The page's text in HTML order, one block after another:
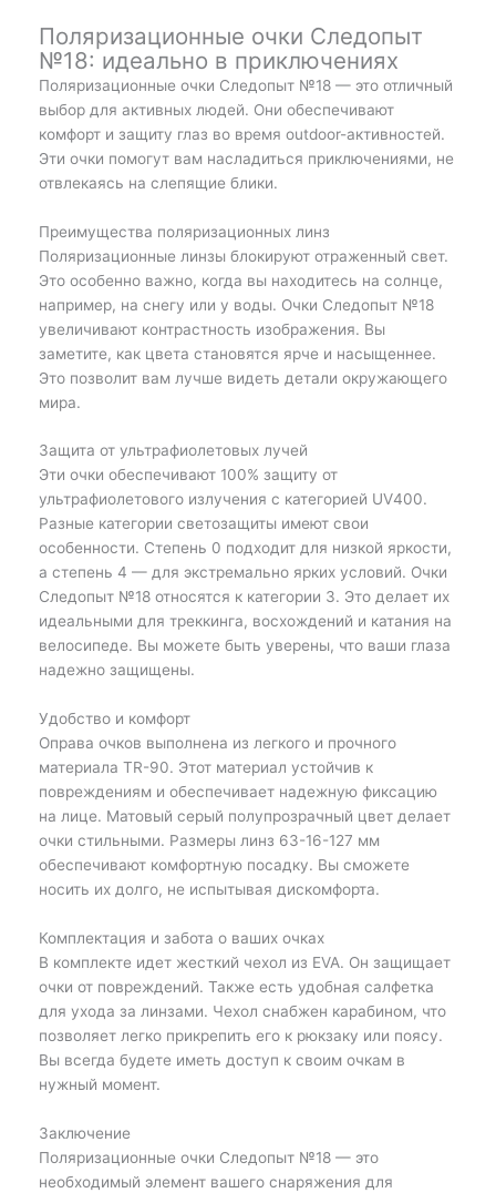
Поляризационные очки Следопыт
№18: идеально в приключениях
Поляризационные очки Следопыт №18 — это отличный
выбор для активных людей. Они обеспечивают
комфорт и защиту глаз во время outdoor-активностей.
Эти очки помогут вам насладиться приключениями, не
отвлекаясь на слепящие блики.
Преимущества поляризационных линз
Поляризационные линзы блокируют отраженный свет.
Это особенно важно, когда вы находитесь на солнце,
например, на снегу или у воды. Очки Следопыт №18
увеличивают контрастность изображения. Вы
заметите, как цвета становятся ярче и насыщеннее.
Это позволит вам лучше видеть детали окружающего
мира.
Защита от ультрафиолетовых лучей
Эти очки обеспечивают 100% защиту от
ультрафиолетового излучения с категорией UV400.
Разные категории светозащиты имеют свои
особенности. Степень 0 подходит для низкой яркости,
а степень 4 — для экстремально ярких условий. Очки
Следопыт №18 относятся к категории 3. Это делает их
идеальными для треккинга, восхождений и катания на
велосипеде. Вы можете быть уверены, что ваши глаза
надежно защищены.
Удобство и комфорт
Оправа очков выполнена из легкого и прочного
материала TR-90. Этот материал устойчив к
повреждениям и обеспечивает надежную фиксацию
на лице. Матовый серый полупрозрачный цвет делает
очки стильными. Размеры линз 63-16-127 мм
обеспечивают комфортную посадку. Вы сможете
носить их долго, не испытывая дискомфорта.
Комплектация и забота о ваших очках
В комплекте идет жесткий чехол из EVA. Он защищает
очки от повреждений. Также есть удобная салфетка
для ухода за линзами. Чехол снабжен карабином, что
позволяет легко прикрепить его к рюкзаку или поясу.
Вы всегда будете иметь доступ к своим очкам в
нужный момент.
Заключение
Поляризационные очки Следопыт №18 — это
необходимый элемент вашего снаряжения для